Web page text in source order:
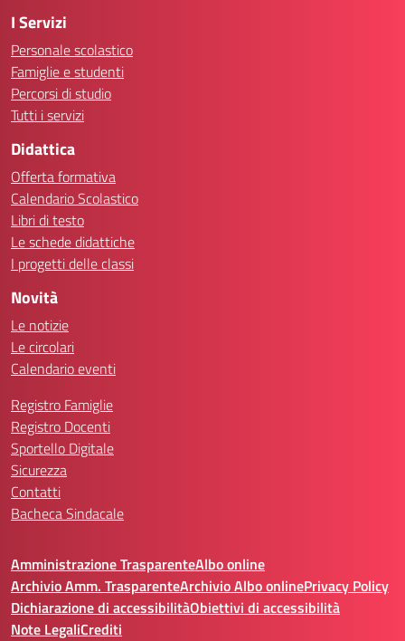
I Servizi
Personale scolastico
Famiglie e studenti
Percorsi di studio
Tutti i servizi
Didattica
Offerta formativa
Calendario Scolastico
Libri di testo
Le schede didattiche
I progetti delle classi
Novità
Le notizie
Le circolari
Calendario eventi
Registro Famiglie
Registro Docenti
Sportello Digitale
Sicurezza
Contatti
Bacheca Sindacale
Amministrazione TrasparenteAlbo online
Archivio Amm. TrasparenteArchivio Albo onlinePrivacy Policy
Dichiarazione di accessibilitàObiettivi di accessibilità
Note LegaliCrediti